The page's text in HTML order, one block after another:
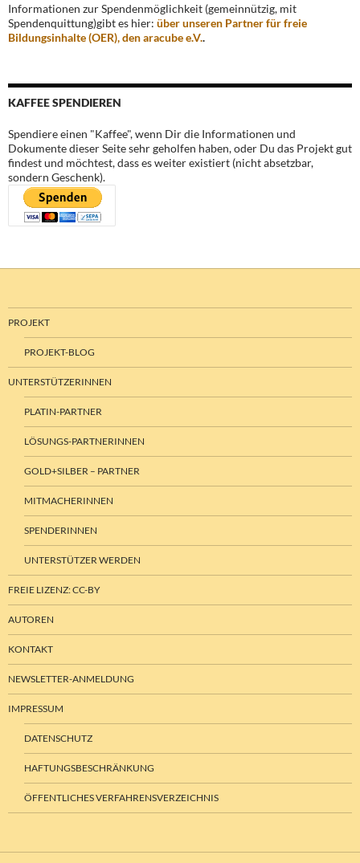
Informationen zur Spendenmöglichkeit (gemeinnützig, mit
Spendenquittung)gibt es hier: über unseren Partner für freie
Bildungsinhalte (OER), den aracube e.V..
KAFFEE SPENDIEREN
Spendiere einen "Kaffee", wenn Dir die Informationen und
Dokumente dieser Seite sehr geholfen haben, oder Du das Projekt gut
findest und möchtest, dass es weiter existiert (nicht absetzbar,
sondern Geschenk).
PROJEKT
PROJEKT-BLOG
UNTERSTÜTZERINNEN
PLATIN-PARTNER
LÖSUNGS-PARTNERINNEN
GOLD+SILBER – PARTNER
MITMACHERINNEN
SPENDERINNEN
UNTERSTÜTZER WERDEN
FREIE LIZENZ: CC-BY
AUTOREN
KONTAKT
NEWSLETTER-ANMELDUNG
IMPRESSUM
DATENSCHUTZ
HAFTUNGSBESCHRÄNKUNG
ÖFFENTLICHES VERFAHRENSVERZEICHNIS